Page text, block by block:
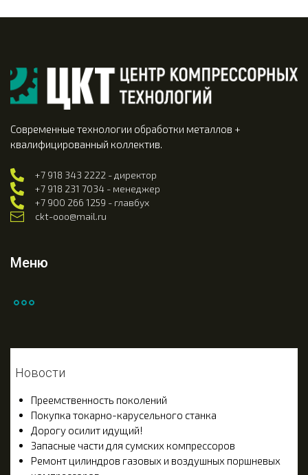
Современные технологии обработки металлов +
квалифицированный коллектив.
+7 918 343 2222 - директор
+7 918 231 7034 - менеджер
+7 900 266 1259 - главбух
ckt-ooo@mail.ru
Меню
Новости
Преемственность поколений
Покупка токарно-карусельного станка
Дорогу осилит идущий!
Запасные части для сумских компрессоров
Ремонт цилиндров газовых и воздушных поршневых